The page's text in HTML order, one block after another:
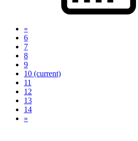
«
6
7
8
9
10 (current)
11
12
13
14
»